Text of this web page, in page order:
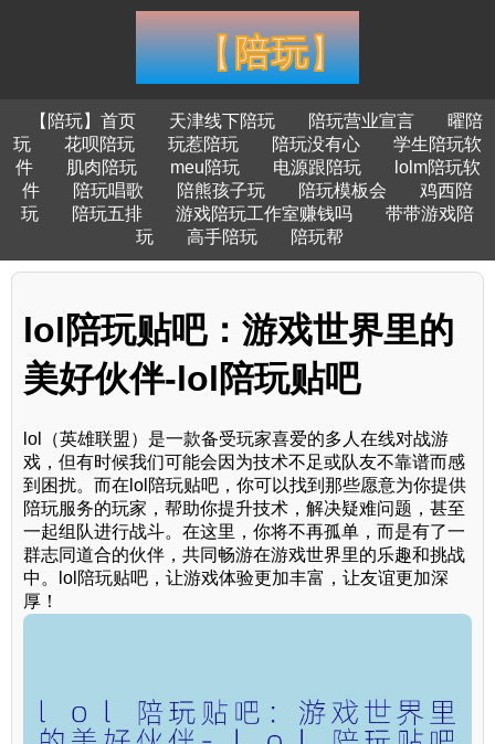
【陪玩】首页 天津线下陪玩 陪玩营业宣言
曜陪
玩
花呗陪玩 玩惹陪玩 陪玩没有心
学生陪玩软
件
肌肉陪玩 meu陪玩 电源跟陪玩
lolm陪玩软
件
陪玩唱歌 陪熊孩子玩 陪玩模板会
鸡西陪
玩
陪玩五排 游戏陪玩工作室赚钱吗
带带游戏陪
玩
高手陪玩 陪玩帮
lol陪玩贴吧：游戏世界里的
美好伙伴-lol陪玩贴吧
lol（英雄联盟）是一款备受玩家喜爱的多人在线对战游
戏，但有时候我们可能会因为技术不足或队友不靠谱而感
到困扰。而在lol陪玩贴吧，你可以找到那些愿意为你提供
陪玩服务的玩家，帮助你提升技术，解决疑难问题，甚至
一起组队进行战斗。在这里，你将不再孤单，而是有了一
群志同道合的伙伴，共同畅游在游戏世界里的乐趣和挑战
中。lol陪玩贴吧，让游戏体验更加丰富，让友谊更加深
厚！